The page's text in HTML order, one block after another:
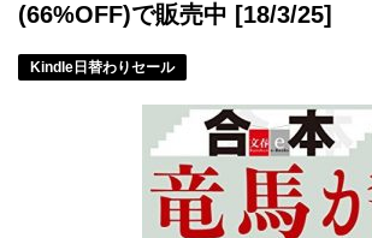
(66%OFF)で販売中 [18/3/25]
Kindle日替わりセール